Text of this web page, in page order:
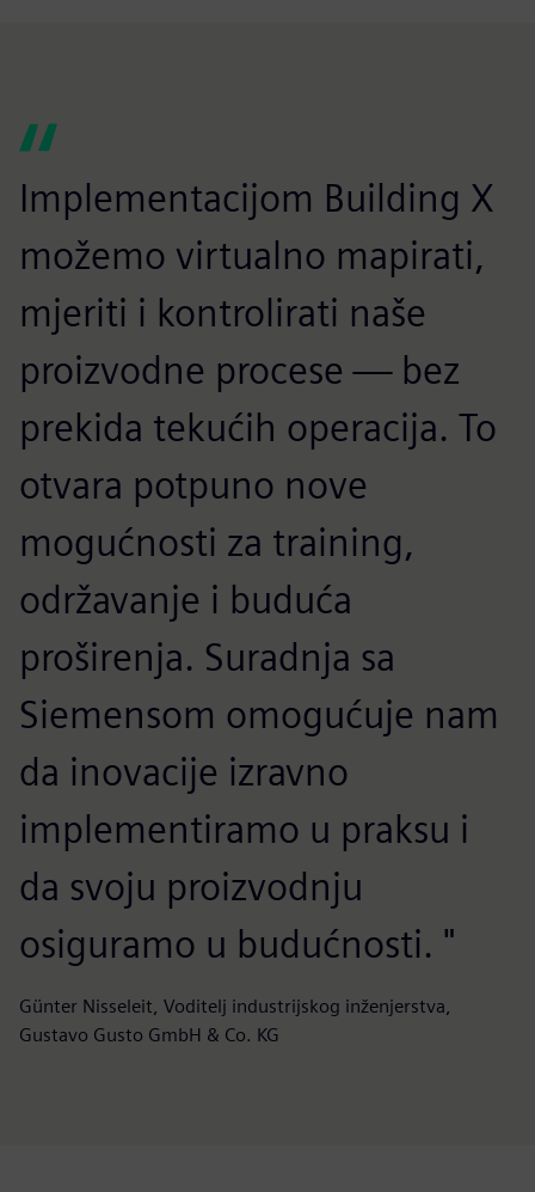
Implementacijom Building X
možemo virtualno mapirati,
mjeriti i kontrolirati naše
proizvodne procese — bez
prekida tekućih operacija. To
otvara potpuno nove
mogućnosti za training,
održavanje i buduća
proširenja. Suradnja sa
Siemensom omogućuje nam
da inovacije izravno
implementiramo u praksu i
da svoju proizvodnju
osiguramo u budućnosti. "
Günter Nisseleit, Voditelj industrijskog inženjerstva,
Gustavo Gusto GmbH & Co. KG